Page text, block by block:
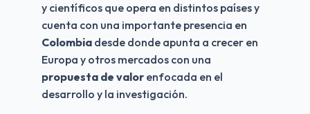
y científicos que opera en distintos países y
Colombia desde donde apunta a crecer en
propuesta de valor enfocada en el
desarrollo y la investigación.